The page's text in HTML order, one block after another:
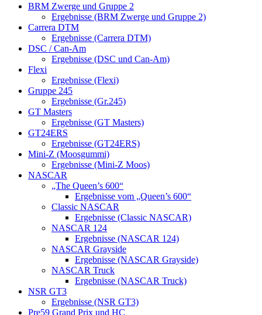
BRM Zwerge und Gruppe 2
Ergebnisse (BRM Zwerge und Gruppe 2)
Carrera DTM
Ergebnisse (Carrera DTM)
DSC / Can-Am
Ergebnisse (DSC und Can-Am)
Flexi
Ergebnisse (Flexi)
Gruppe 245
Ergebnisse (Gr.245)
GT Masters
Ergebnisse (GT Masters)
GT24ERS
Ergebnisse (GT24ERS)
Mini-Z (Moosgummi)
Ergebnisse (Mini-Z Moos)
NASCAR
„The Queen’s 600“
Ergebnisse vom „Queen’s 600“
Classic NASCAR
Ergebnisse (Classic NASCAR)
NASCAR 124
Ergebnisse (NASCAR 124)
NASCAR Grayside
Ergebnisse (NASCAR Grayside)
NASCAR Truck
Ergebnisse (NASCAR Truck)
NSR GT3
Ergebnisse (NSR GT3)
Pre59 Grand Prix und HC